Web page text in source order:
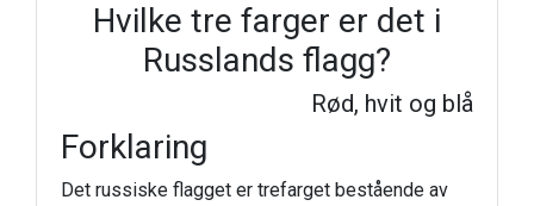
Hvilke tre farger er det i
Russlands flagg?
Rød, hvit og blå
Forklaring
Det russiske flagget er trefarget bestående av